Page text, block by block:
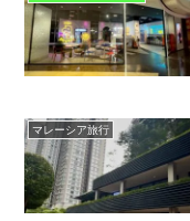
マレーシア旅行